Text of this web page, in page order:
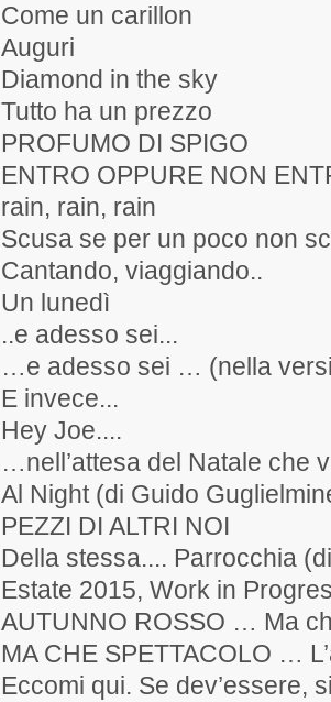
Come un carillon
Auguri
Diamond in the sky
Tutto ha un prezzo
PROFUMO DI SPIGO
ENTRO OPPURE NON
rain, rain, rain
Scusa se per un poco non
Cantando, viaggiando..
Un lunedì
..e adesso sei...
…e adesso sei … (nella
E invece...
Hey Joe....
…nell’attesa del Natale che
Al Night (di Guido
PEZZI DI ALTRI NOI
Della stessa.... Parrocchia
Estate 2015, Work in
AUTUNNO ROSSO … Ma
MA CHE SPETTACOLO …
Eccomi qui. Se dev’essere,